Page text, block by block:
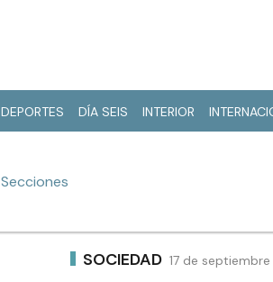
DEPORTES DÍA SEIS INTERIOR
Secciones
SOCIEDAD 17 de